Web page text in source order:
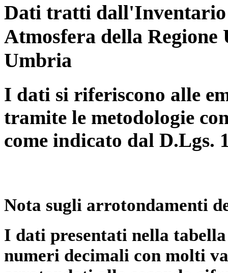
Dati tratti dall'Inventario
Atmosfera della
Umbria
I dati si riferiscono alle
tramite le metodologie
come indicato dal D.Lgs.
Nota sugli arrotondamenti
I dati presentati nella
numeri decimali con molti